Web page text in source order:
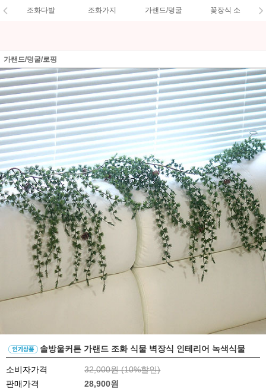
조화다발 조화가지 가랜드/덩굴 꽃장식 소
가랜드/덩굴/로핑
솔방울커튼 가랜드 조화 식물 벽장식 인테리어 녹색식물
소비자가격 32,000원 (10%할인)
판매가격
28,900원